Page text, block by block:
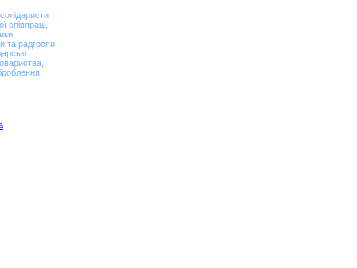
співпраці,
та радгоспи